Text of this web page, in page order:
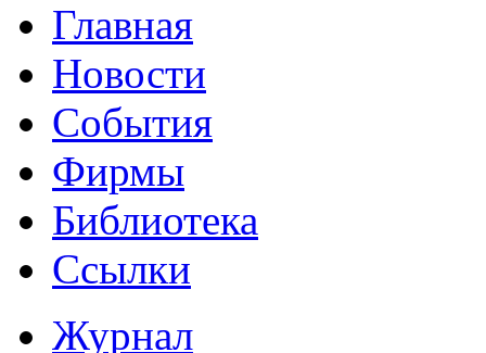
Главная
Новости
События
Фирмы
Библиотека
Ссылки
Журнал